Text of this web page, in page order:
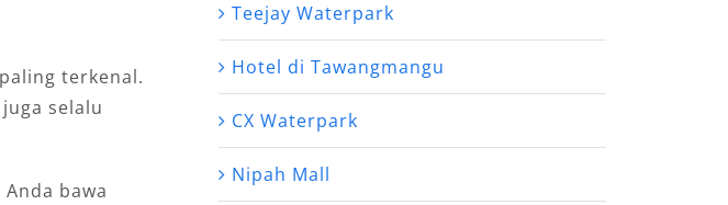
terkenal.
selalu
bawa
Teejay Waterpark
Hotel di Tawangmangu
CX Waterpark
Nipah Mall